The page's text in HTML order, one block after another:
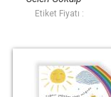
Etiket Fiyatı :